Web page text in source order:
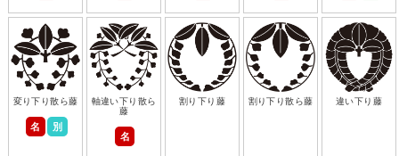
変り下り散ら藤
名 別
軸違い下り散ら
藤
名
割り下り藤 割り下り散ら藤 違い下り藤